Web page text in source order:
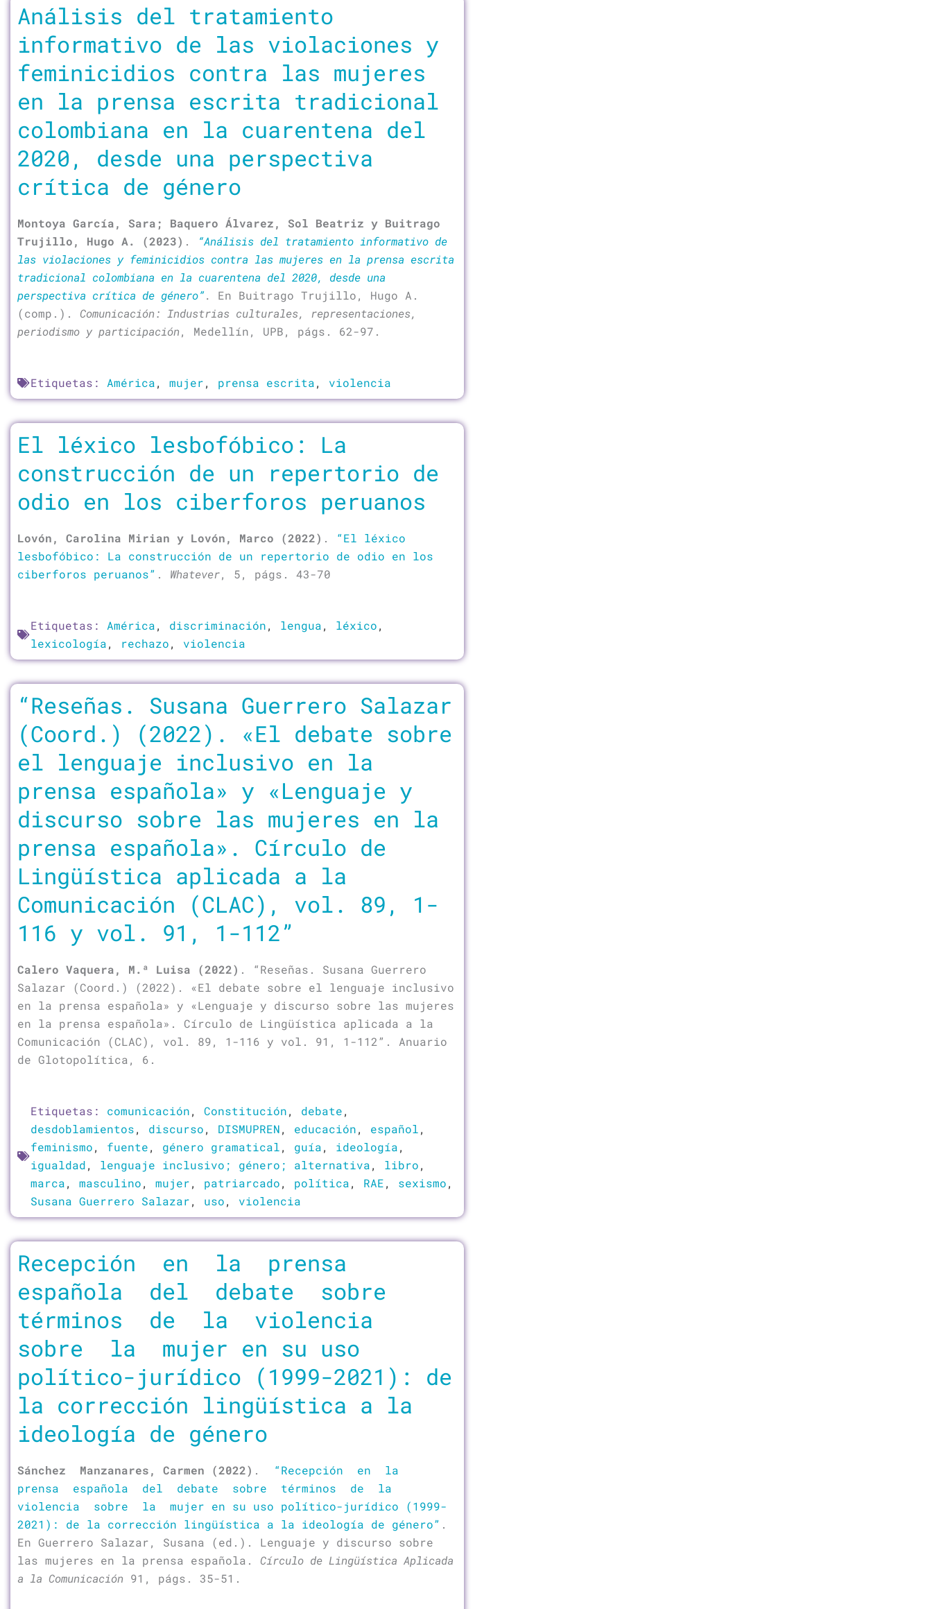
Análisis del tratamiento
informativo de las violaciones y
feminicidios contra las mujeres
en la prensa escrita tradicional
colombiana en la cuarentena del
2020, desde una perspectiva
crítica de género
Montoya García, Sara; Baquero Álvarez, Sol Beatriz y Buitrago
Trujillo, Hugo A. (2023) .
“Análisis del tratamiento informativo de
las violaciones y feminicidios contra las mujeres en la prensa escrita
tradicional colombiana en la cuarentena del 2020, desde una
perspectiva crítica de género”.
En Buitrago Trujillo, Hugo A.
(comp.). Comunicación: Industrias culturales, representaciones,
periodismo y participación, Medellín, UPB, págs. 62-97.
Etiquetas: América, mujer, prensa escrita, violencia
El léxico lesbofóbico: La
construcción de un repertorio de
odio en los ciberforos peruanos
Lovón, Carolina Mirian y Lovón, Marco (2022) . “El léxico
lesbofóbico: La construcción de un repertorio de odio en los
ciberforos peruanos” . Whatever, 5, págs. 43-70
Etiquetas: América, discriminación, lengua, léxico,
lexicología, rechazo, violencia
“Reseñas. Susana Guerrero Salazar
(Coord.) (2022). «El debate sobre
el lenguaje inclusivo en la
prensa española» y «Lenguaje y
discurso sobre las mujeres en la
prensa española». Círculo de
Lingüística aplicada a la
Comunicación (CLAC), vol. 89, 1-
116 y vol. 91, 1-112”
Calero Vaquera, M.ª Luisa (2022) . “Reseñas. Susana Guerrero
Salazar (Coord.) (2022). «El debate sobre el lenguaje inclusivo
en la prensa española» y «Lenguaje y discurso sobre las mujeres
en la prensa española». Círculo de Lingüística aplicada a la
Comunicación (CLAC), vol. 89, 1-116 y vol. 91, 1-112”. Anuario
de Glotopolítica, 6.
Etiquetas: comunicación, Constitución, debate,
desdoblamientos, discurso, DISMUPREN, educación, español,
feminismo, fuente, género gramatical, guía, ideología,
igualdad, lenguaje inclusivo; género; alternativa, libro,
marca, masculino, mujer, patriarcado, política, RAE, sexismo,
Susana Guerrero Salazar, uso, violencia
Recepción en la prensa
española del debate sobre
términos de la violencia
sobre la mujer en su uso
político-jurídico (1999-2021): de
la corrección lingüística a la
ideología de género
Sánchez Manzanares, Carmen (2022) . “Recepción en la
prensa española del debate sobre términos de la
violencia sobre la mujer en su uso político-jurídico (1999-
2021): de la corrección lingüística a la ideología de género” .
En Guerrero Salazar, Susana (ed.). Lenguaje y discurso sobre
las mujeres en la prensa española. Círculo de Lingüística Aplicada
a la Comunicación 91, págs. 35-51.